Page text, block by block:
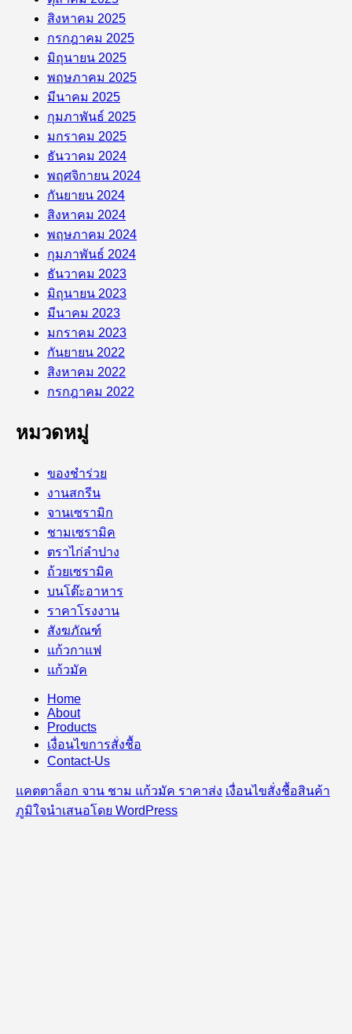
สิงหาคม 2025
กรกฎาคม 2025
มิถุนายน 2025
พฤษภาคม 2025
มีนาคม 2025
กุมภาพันธ์ 2025
มกราคม 2025
ธันวาคม 2024
พฤศจิกายน 2024
กันยายน 2024
สิงหาคม 2024
พฤษภาคม 2024
กุมภาพันธ์ 2024
ธันวาคม 2023
มิถุนายน 2023
มีนาคม 2023
มกราคม 2023
กันยายน 2022
สิงหาคม 2022
กรกฎาคม 2022
หมวดหมู่
ของชำร่วย
งานสกรีน
จานเซรามิก
ชามเซรามิค
ตราไก่ลำปาง
ถ้วยเซรามิค
บนโต๊ะอาหาร
ราคาโรงงาน
สังฆภัณฑ์
แก้วกาแฟ
แก้วมัค
Home
About
Products
เงื่อนไขการสั่งชื้อ
Contact-Us
แคตตาล็อก จาน ชาม แก้วมัค ราคาส่ง เงื่อนไขสั่งชื้อสินค้า
ภูมิใจนำเสนอโดย WordPress